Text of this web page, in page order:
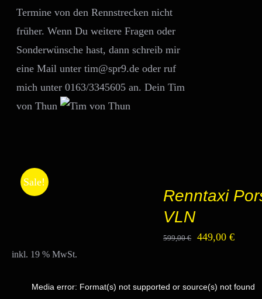
Termine von den Rennstrecken nicht
früher. Wenn Du weitere Fragen oder
Sonderwünsche hast, dann schreib mir
eine Mail unter tim@spr9.de oder ruf
mich unter 0163/3345605 an. Dein Tim
von Thun
Sale!
DEN
WARENKORB
Renntaxi
VLN
599,00€
Ursprünglicher
599,00 €
449,00€
inkl. 19 % MwSt.
Video-
Media error: Format(s) not supported or source(s) not found